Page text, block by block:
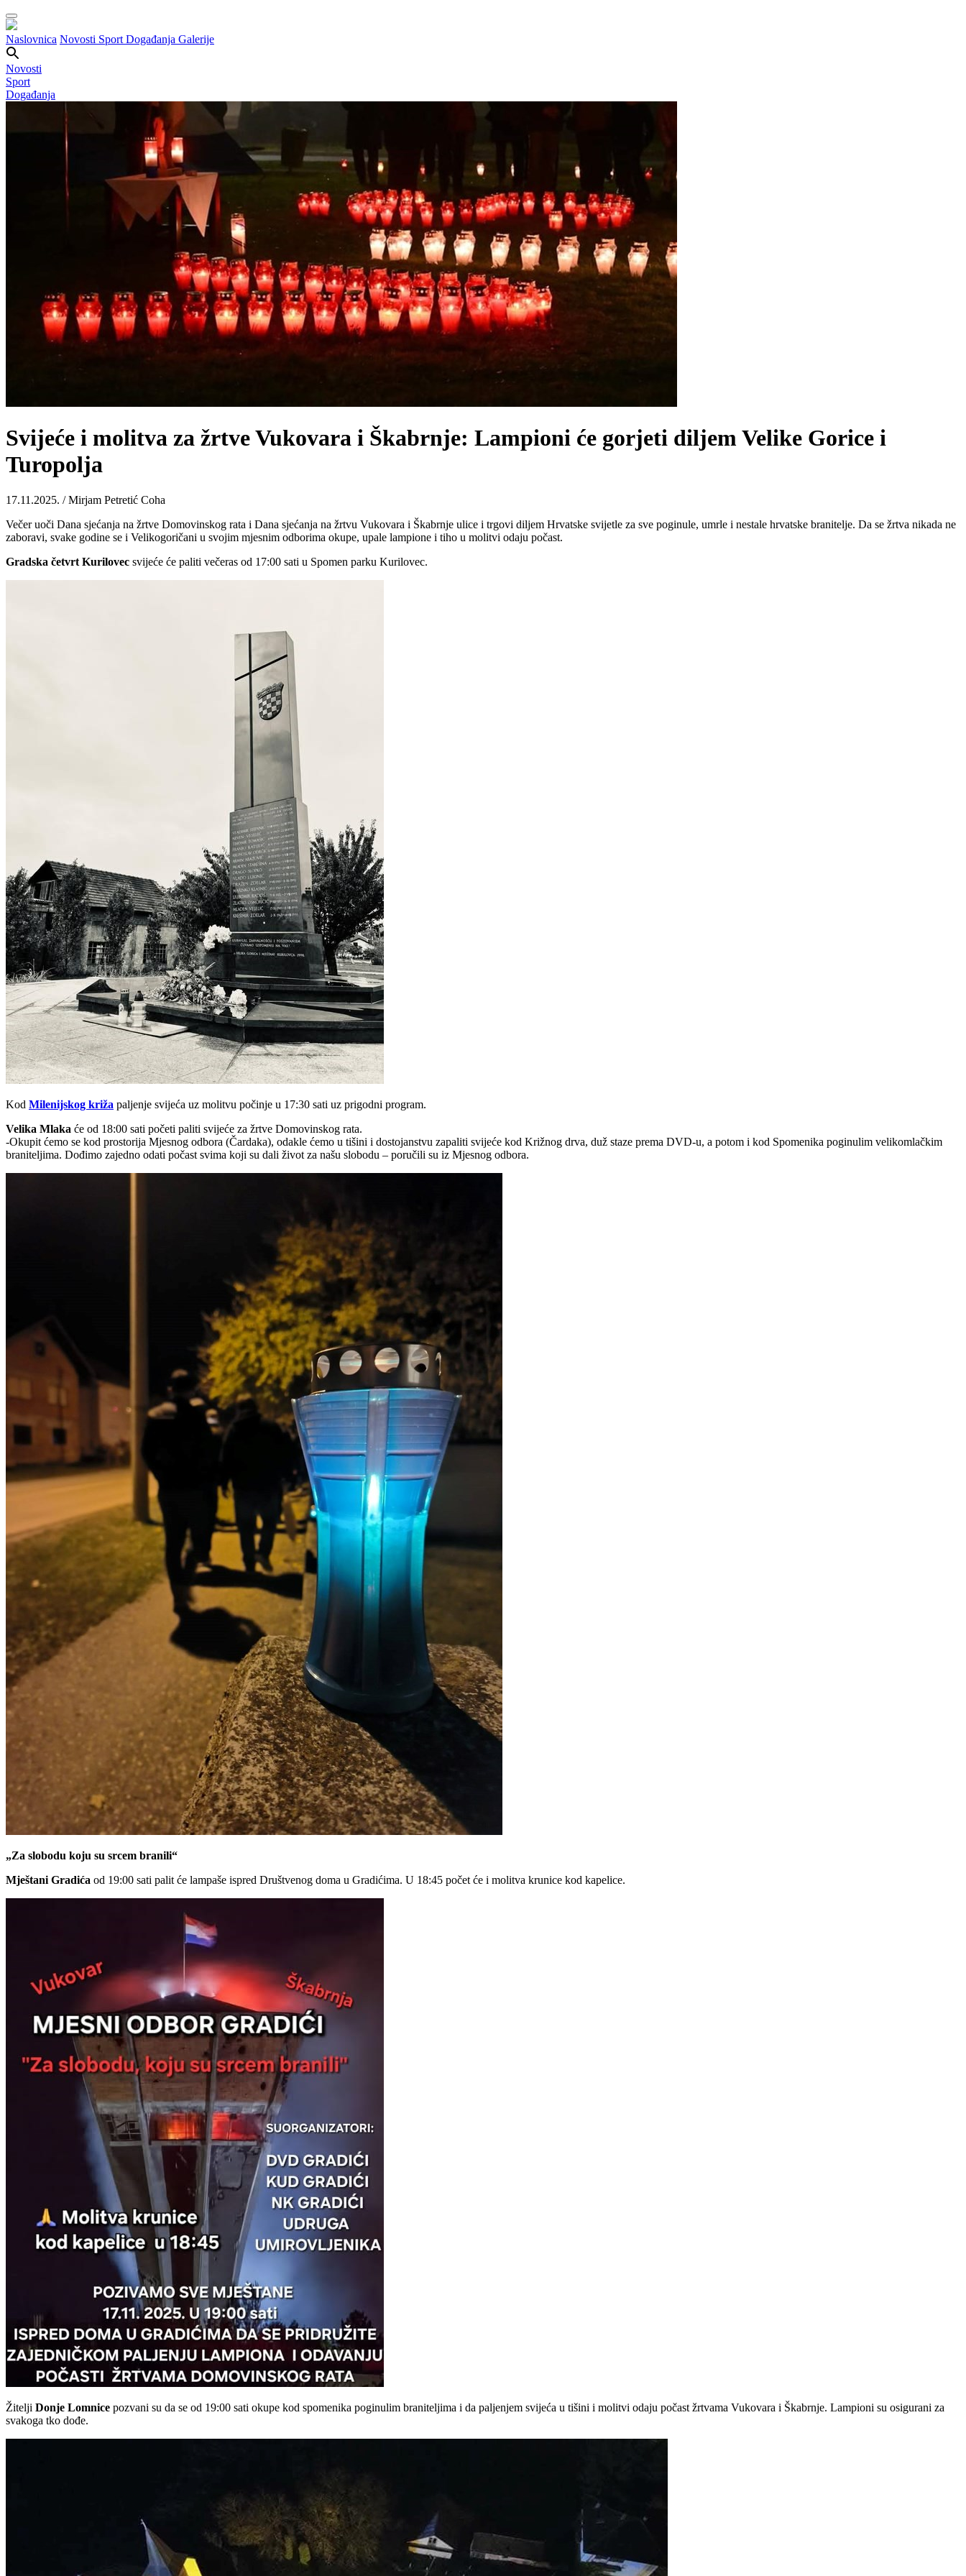
Naslovnica Novosti Sport Događanja Galerije
Novosti
Sport
Događanja
Svijeće i molitva za žrtve Vukovara i Škabrnje: Lampioni će gorjeti diljem Velike Gorice i
Turopolja
17.11.2025. / Mirjam Petretić Coha
Večer uoči Dana sjećanja na žrtve Domovinskog rata i Dana sjećanja na žrtvu Vukovara i Škabrnje ulice i trgovi diljem Hrvatske svijetle za sve poginule, umrle i nestale hrvatske branitelje. Da se žrtva nikada ne
zaboravi, svake godine se i Velikogoričani u svojim mjesnim odborima okupe, upale lampione i tiho u molitvi odaju počast.
Gradska četvrt Kurilovec svijeće će paliti večeras od 17:00 sati u Spomen parku Kurilovec.
Kod Milenijskog križa paljenje svijeća uz molitvu počinje u 17:30 sati uz prigodni program.
Velika Mlaka će od 18:00 sati početi paliti svijeće za žrtve Domovinskog rata.
-Okupit ćemo se kod prostorija Mjesnog odbora (Čardaka), odakle ćemo u tišini i dostojanstvu zapaliti svijeće kod Križnog drva, duž staze prema DVD-u, a potom i kod Spomenika poginulim velikomlačkim
braniteljima. Dođimo zajedno odati počast svima koji su dali život za našu slobodu – poručili su iz Mjesnog odbora.
„Za slobodu koju su srcem branili“
Mještani Gradića od 19:00 sati palit će lampaše ispred Društvenog doma u Gradićima. U 18:45 počet će i molitva krunice kod kapelice.
Žitelji Donje Lomnice pozvani su da se od 19:00 sati okupe kod spomenika poginulim braniteljima i da paljenjem svijeća u tišini i molitvi odaju počast žrtvama Vukovara i Škabrnje. Lampioni su osigurani za
svakoga tko dođe.